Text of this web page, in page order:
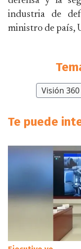
industria de
ministro de país,
Visión 360
Te puede